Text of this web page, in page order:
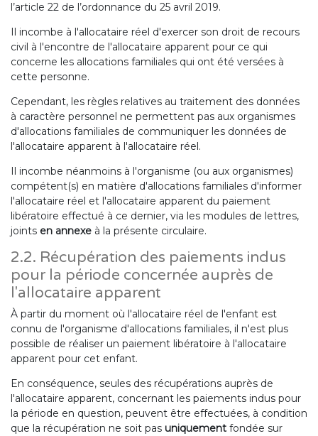
l’article 22 de l’ordonnance du 25 avril 2019.
Il incombe à l'allocataire réel d'exercer son droit de recours
civil à l'encontre de l'allocataire apparent pour ce qui
concerne les allocations familiales qui ont été versées à
cette personne.
Cependant, les règles relatives au traitement des données
à caractère personnel ne permettent pas aux organismes
d'allocations familiales de communiquer les données de
l'allocataire apparent à l'allocataire réel.
Il incombe néanmoins à l'organisme (ou aux organismes)
compétent(s) en matière d'allocations familiales d'informer
l'allocataire réel et l'allocataire apparent du paiement
libératoire effectué à ce dernier, via les modules de lettres,
joints en annexe à la présente circulaire.
2.2. Récupération des paiements indus
pour la période concernée auprès de
l'allocataire apparent
À partir du moment où l'allocataire réel de l'enfant est
connu de l'organisme d'allocations familiales, il n'est plus
possible de réaliser un paiement libératoire à l'allocataire
apparent pour cet enfant.
En conséquence, seules des récupérations auprès de
l'allocataire apparent, concernant les paiements indus pour
la période en question, peuvent être effectuées, à condition
que la récupération ne soit pas uniquement fondée sur